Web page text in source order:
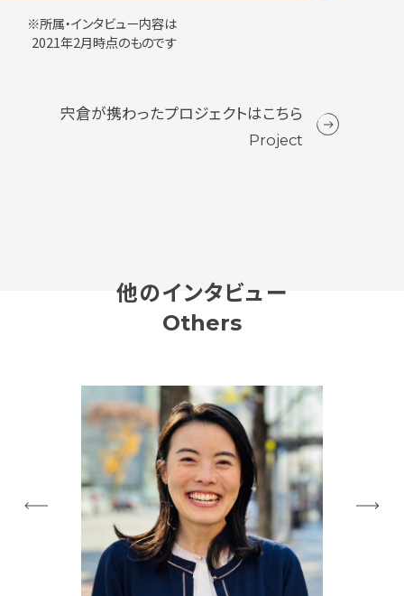
※所属・インタビュー内容は
2021年2月時点のものです
宍倉が携わったプロジェクトはこちら
Project
他のインタビュー
Others